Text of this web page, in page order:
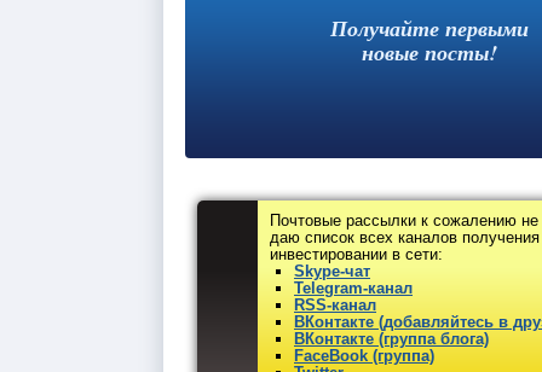
Получайте первыми
новые посты!
Почтовые рассылки к сожалению
даю список всех каналов
инвестировании в сети:
Skype-чат
Telegram-канал
RSS-канал
ВКонтакте (добавляйтесь в
ВКонтакте (группа блога)
FaceBook (группа)